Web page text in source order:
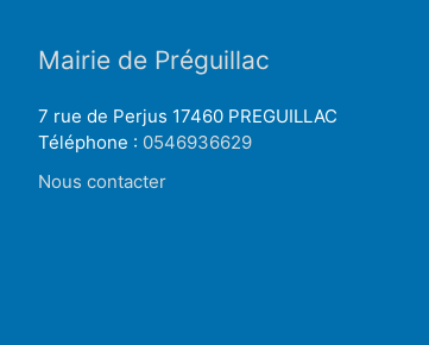
Mairie de Préguillac
7 rue de Perjus 17460 PREGUILLAC
Téléphone : 0546936629
Nous contacter